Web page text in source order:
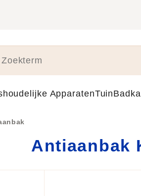
ApparatenTuin
Antiaanbak